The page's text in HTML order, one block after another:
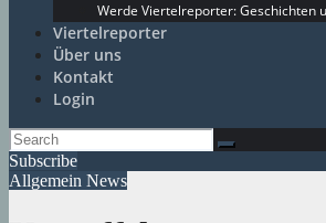
Werde Viertelreporter: Geschichten
Viertelreporter
Über uns
Kontakt
Login
Subscribe
Allgemein News